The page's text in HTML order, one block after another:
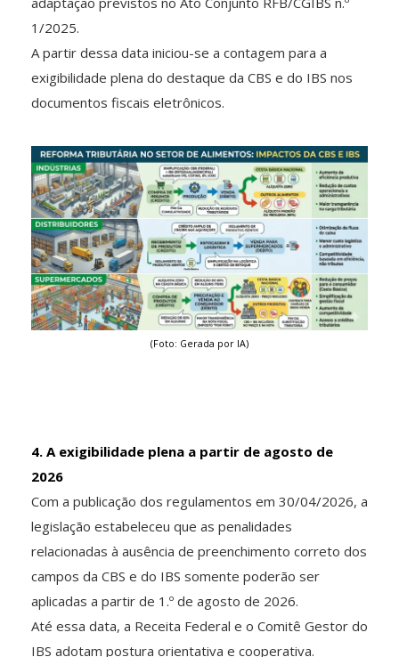
1/2025.
A partir dessa data iniciou-se a contagem para a
exigibilidade plena do destaque da CBS e do IBS nos
documentos fiscais eletrônicos.
(Foto: Gerada por IA)
4. A exigibilidade plena a partir de agosto de
2026
Com a publicação dos regulamentos em 30/04/2026, a
legislação estabeleceu que as penalidades
relacionadas à ausência de preenchimento correto dos
campos da CBS e do IBS somente poderão ser
aplicadas a partir de 1.º de agosto de 2026.
Até essa data, a Receita Federal e o Comitê Gestor do
IBS adotam postura orientativa e cooperativa.